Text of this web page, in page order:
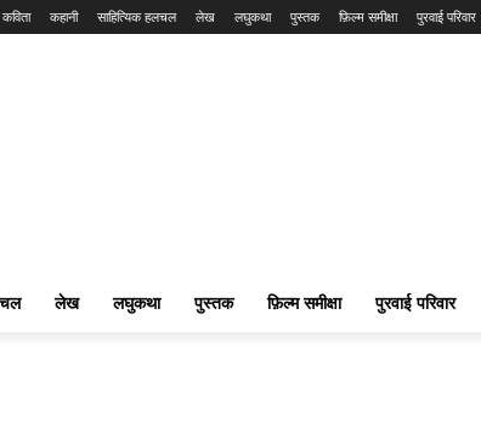
कविता कहानी साहित्यिक हलचल लेख लघुकथा पुस्तक फ़िल्म समीक्षा पुरवाई परिवार
लेख लघुकथा पुस्तक फ़िल्म समीक्षा पुरवाई परिवार